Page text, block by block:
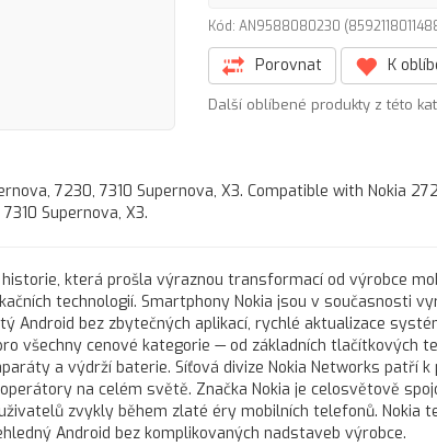
Kód: AN9588080230
Porovnat K
Další oblíbené produkty z této
7230, 7310 Supernova, X3. Compatible with Nokia
Supernova, X3.
která prošla výraznou transformací od výrobce
technologií. Smartphony Nokia jsou v současnosti
Android bez zbytečných aplikací, rychlé aktualizace
všechny cenové kategorie — od základních tlačítkových
a výdrží baterie. Síťová divize Nokia Networks patří k
na celém světě. Značka Nokia je celosvětově
zvykly během zlaté éry mobilních telefonů. Nokia
Android bez komplikovaných nadstaveb výrobce.